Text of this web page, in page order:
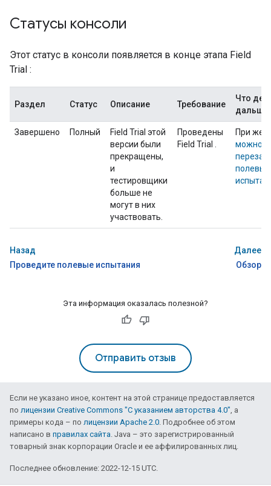
Статусы консоли
Этот статус в консоли появляется в конце этапа Field
Trial :
Раздел Статус Описание Требование
Что
Завершено Полный Field Trial этой
версии были
прекращены,
и
тестировщики
больше не
могут в них
участвовать.
Проведены
Field Trial
При
можно
полевые
Назад
Проведите полевые испытания
Далее
Обзор
Эта информация оказалась полезной?
Отправить отзыв
Если не указано иное, контент на этой странице предоставляется
по лицензии Creative Commons "С указанием авторства 4.0", а
примеры кода – по лицензии Apache 2.0. Подробнее об этом
написано в правилах сайта. Java – это зарегистрированный
товарный знак корпорации Oracle и ее аффилированных лиц.
Последнее обновление: 2022-12-15 UTC.